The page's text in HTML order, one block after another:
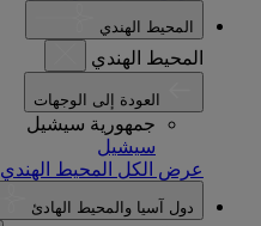
المحيط الهندي
المحيط الهندي
جمهورية سيشيل
سيشيل
عرض الكل المحيط الهندي
دول آسيا والمحيط الهادئ